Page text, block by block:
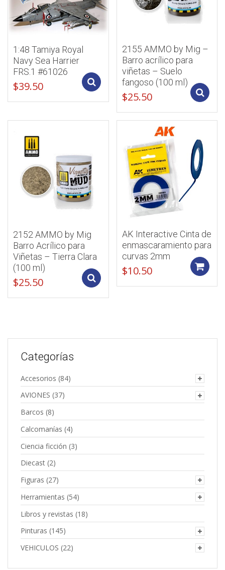
1:48 Tamiya Royal
Navy Sea Harrier
FRS.1 #61026
$39.50 Add to cart
2155 AMMO by Mig –
Barro acrílico para
viñetas – Suelo
fangoso (100 ml)
$25.50
2152 AMMO by Mig
Barro Acrílico para
Viñetas – Tierra Clara
(100 ml)
$25.50
AK Interactive Cinta de
enmascaramiento para
curvas 2mm
$10.50
Categorías
Accesorios (84)
AVIONES (37)
Barcos (8)
Calcomanías (4)
Ciencia ficción (3)
Diecast (2)
Figuras (27)
Herramientas (54)
Libros y revistas (18)
Pinturas (145)
VEHICULOS (22)